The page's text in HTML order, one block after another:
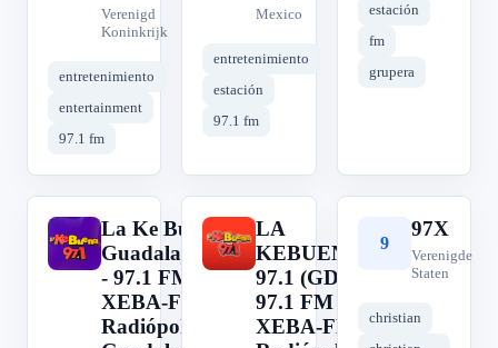
Verenigd
Koninkrijk
entretenimiento
entertainment
97.1 fm
Mexico
entretenimiento
estación
97.1 fm
estación
fm
grupera
L
La Ke Buena
Guadalajara
- 97.1 FM -
XEBA-FM -
Radiópolis -
L
LA
KEBUENA
97.1 (GDL) -
97.1 FM -
XEBA-FM -
9
97X
Verenigde
Staten
christian